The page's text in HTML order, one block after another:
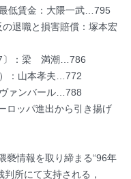
低賃金：大隈一武…795
退職と損害賠償：塚本宏
7〕：梁 満潮…786
：山本孝夫…772
ァンバール…788
ロッパ進出から引き揚げ
情報を取り締まる“96年
所にて支持される，